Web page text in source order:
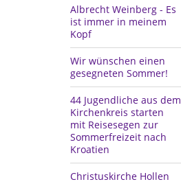
Albrecht Weinberg - Es
ist immer in meinem
Kopf
Wir wünschen einen
gesegneten Sommer!
44 Jugendliche aus dem
Kirchenkreis starten
mit Reisesegen zur
Sommerfreizeit nach
Kroatien
Christuskirche Hollen